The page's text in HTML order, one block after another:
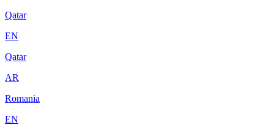
Qatar
EN
Qatar
AR
Romania
EN